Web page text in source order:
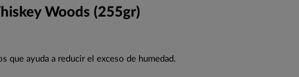
Woods (255gr)
que ayuda a reducir el exceso de humedad.